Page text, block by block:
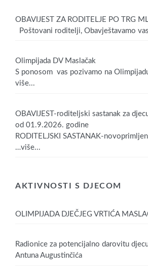
OBAVIJEST ZA RODITELJE PO TRG
Poštovani roditelji, Obavještavamo
Olimpijada DV Maslačak
S ponosom vas pozivamo na
više...
OBAVIJEST-roditeljski sastanak za
od 01.9.2026. godine
RODITELJSKI SASTANAK-
…više...
AKTIVNOSTI S DJECOM
OLIMPIJADA DJEČJEG VRTIĆA
Radionice za potencijalno darovitu
Antuna Augustinčića